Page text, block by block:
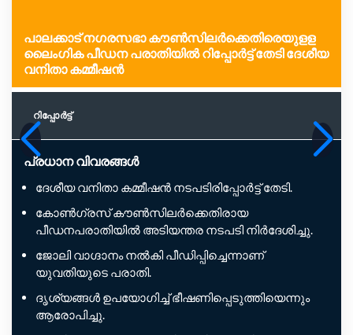
പാ​ല​ക്കാ​ട് ന​ഗ​ര​സ​ഭാ കൗ​ൺ​സി​ല​ർക്കെതിരെയുളള
ലൈം​ഗിക പീഡന പരാതിയിൽ റിപ്പോർട്ട് തേടി ദേശീയ
വനിതാ കമ്മീഷൻ
റിപ്പോര്‍ട്ട്
പ്രധാന വിവരങ്ങൾ
ദേശീയ വനിതാ കമ്മീഷൻ നടപടിരിപ്പോർട്ട് തേടി.
കോൺഗ്രസ് കൗൺസിലർക്കെതിരായ
പീഡനപരാതിയിൽ അടിയന്തര നടപടി നിർദേശിച്ചു.
ജോലി വാഗ്ദാനം നൽകി പീഡിപ്പിച്ചെന്നാണ്
യുവതിയുടെ പരാതി.
ദൃശ്യങ്ങൾ ഉപയോഗിച്ച് ഭീഷണിപ്പെടുത്തിയെന്നും
ആരോപിച്ചു.